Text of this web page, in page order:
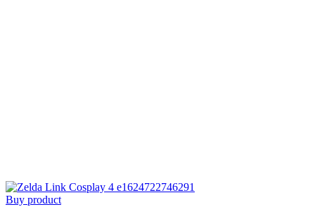
Buy product